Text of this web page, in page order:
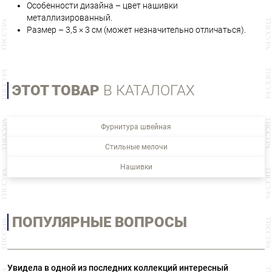
Особенности дизайна – цвет нашивки
металлизированный.
Размер – 3,5 × 3 см (может незначительно отличаться).
ЭТОТ ТОВАР В КАТАЛОГАХ
Фурнитура швейная
Стильные мелочи
Нашивки
ПОПУЛЯРНЫЕ ВОПРОСЫ
Увидела в одной из последних коллекций интересный